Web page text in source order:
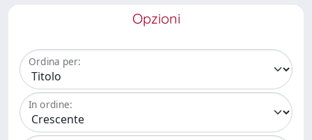
Opzioni
Ordina per:
In ordine: